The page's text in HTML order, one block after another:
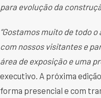
para evolução da
“Gostamos muito de todo
com nossos visitantes e
área de exposição e uma
executivo. A próxima
forma presencial e com